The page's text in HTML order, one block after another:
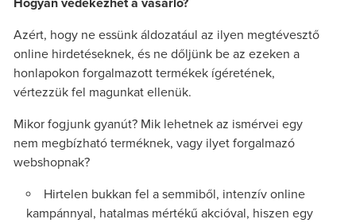
Hogyan védekezhet a vásárló?
Azért, hogy ne essünk áldozatául az ilyen megtévesztő
online hirdetéseknek, és ne dőljünk be az ezeken a
honlapokon forgalmazott termékek ígéretének,
vértezzük fel magunkat ellenük.
Mikor fogjunk gyanút? Mik lehetnek az ismérvei egy
nem megbízható terméknek, vagy ilyet forgalmazó
webshopnak?
Hirtelen bukkan fel a semmiből, intenzív online
kampánnyal, hatalmas mértékű akcióval, hiszen egy